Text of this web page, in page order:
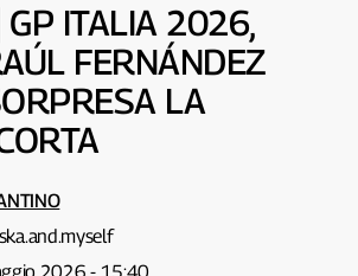
GP ITALIA 2026,
FERNÁNDEZ
LA